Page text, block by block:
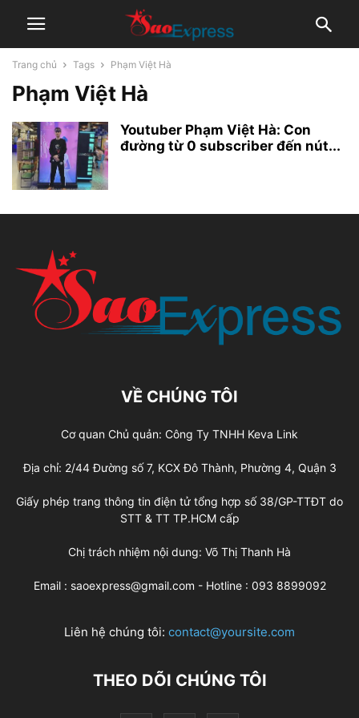
Trang chủ Tags Phạm Việt Hà
Phạm Việt Hà
Youtuber Phạm Việt Hà: Con
đường từ 0 subscriber đến nút...
VỀ CHÚNG TÔI
Cơ quan Chủ quản: Công Ty TNHH Keva Link
Địa chỉ: 2/44 Đường số 7, KCX Đô Thành, Phường 4, Quận 3
Giấy phép trang thông tin điện tử tổng hợp số 38/GP-TTĐT do
STT & TT TP.HCM cấp
Chị trách nhiệm nội dung: Võ Thị Thanh Hà
Email : saoexpress@gmail.com - Hotline : 093 8899092
Liên hệ chúng tôi: contact@yoursite.com
THEO DÕI CHÚNG TÔI